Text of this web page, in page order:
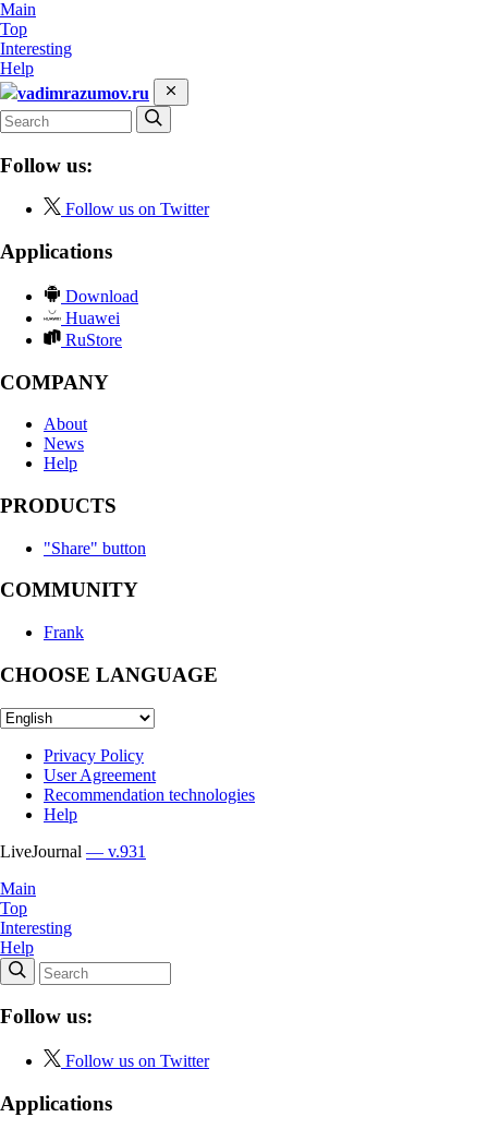
Main
Top
Interesting
Help
vadimrazumov.ru
Follow us:
Follow us on Twitter
Applications
Download
Huawei
RuStore
COMPANY
About
News
Help
PRODUCTS
"Share" button
COMMUNITY
Frank
CHOOSE LANGUAGE
Privacy Policy
User Agreement
Recommendation technologies
Help
LiveJournal — v.931
Main
Top
Interesting
Help
Follow us:
Follow us on Twitter
Applications